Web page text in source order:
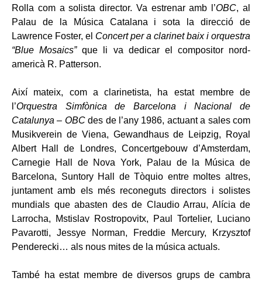
Rolla com a solista director. Va estrenar amb l’OBC, al
Palau de la Música Catalana i sota la direcció de
Lawrence Foster, el Concert per a clarinet baix i orquestra
“Blue Mosaics”que li va dedicar el compositor nord-
americà R. Patterson.
Així mateix, com a clarinetista, ha estat membre de
l’Orquestra Simfònica de Barcelona i Nacional de
Catalunya – OBCdes de l’any 1986, actuant a sales com
Musikverein de Viena, Gewandhaus de Leipzig, Royal
Albert Hall de Londres, Concertgebouw d’Amsterdam,
Carnegie Hall de Nova York, Palau de la Música de
Barcelona, ​​Suntory Hall de Tòquio entre moltes altres,
juntament amb els més reconeguts directors i solistes
mundials que abasten des de Claudio Arrau, Alícia de
Larrocha, Mstislav Rostropovitx, Paul Tortelier, Luciano
Pavarotti, Jessye Norman, Freddie Mercury, Krzysztof
Penderecki… als nous mites de la música actuals.
També ha estat membre de diversos grups de cambra